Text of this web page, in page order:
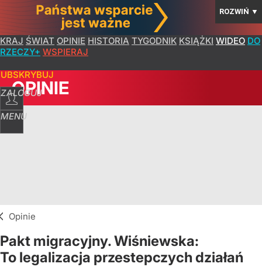
ROZWIŃ ▼
KRAJ ŚWIAT OPINIE HISTORIA TYGODNIK KSIĄŻKI WIDEO DO
RZECZY+ WSPIERAJ
ZALOGUJ
MENU
OPINIE
Opinie
Pakt migracyjny. Wiśniewska:
To legalizacja przestepczych działań